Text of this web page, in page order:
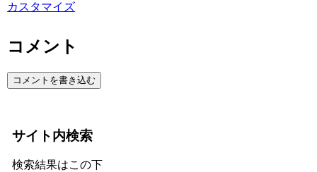
カスタマイズ
コメント
コメントを書き込む
サイト内検索
検索結果はこの下